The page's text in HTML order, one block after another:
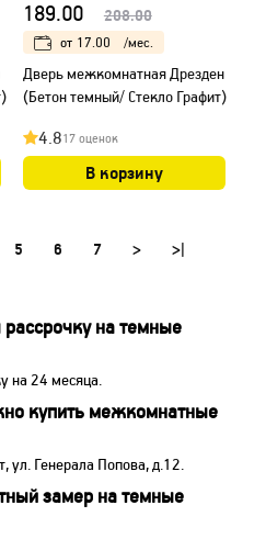
189.00 208.00
от 17.00 /мес.
Дверь межкомнатная Дрезден
(Бетон темный/ Стекло Графит)
4.817 оценок
В корзину
5 6 7 > >|
на темные
на 24 месяца.
купить межкомнатные
ул. Генерала Попова, д.12.
замер на темные